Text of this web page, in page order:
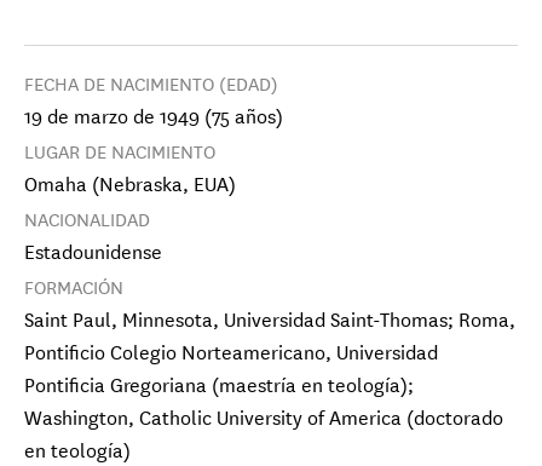
FECHA DE NACIMIENTO (EDAD)
19 de marzo de 1949 (75 años)
LUGAR DE NACIMIENTO
Omaha (Nebraska, EUA)
NACIONALIDAD
Estadounidense
FORMACIÓN
Saint Paul, Minnesota, Universidad Saint-Thomas; Roma,
Pontificio Colegio Norteamericano, Universidad
Pontificia Gregoriana (maestría en teología);
Washington, Catholic University of America (doctorado
en teología)